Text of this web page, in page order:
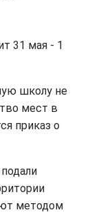
31 мая - 1
школу не
мест в
приказ о
методом